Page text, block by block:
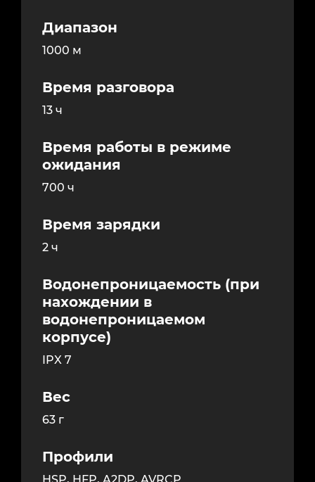
Диапазон
1000 м
Время разговора
13 ч
Время работы в режиме
ожидания
700 ч
Время зарядки
2 ч
Водонепроницаемость (при
нахождении в
водонепроницаемом
корпусе)
IPX 7
Вес
63 г
Профили